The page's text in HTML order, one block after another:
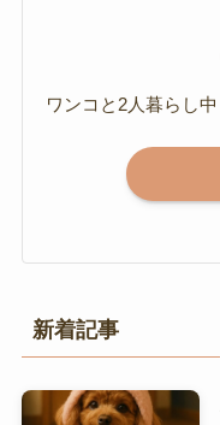
ワンコと2人暮らし中
新着記事